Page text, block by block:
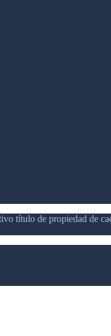
título de propiedad de